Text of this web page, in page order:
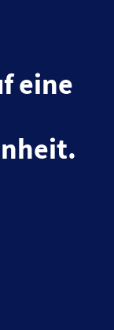
eine